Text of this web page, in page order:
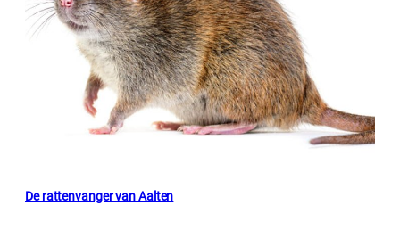
De rattenvanger van Aalten